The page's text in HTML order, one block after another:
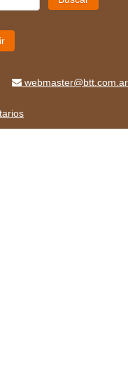
webmaster@btt.com.ar